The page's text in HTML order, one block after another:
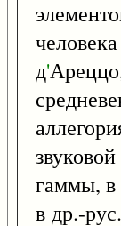
д'
гаммы, в
в др.-